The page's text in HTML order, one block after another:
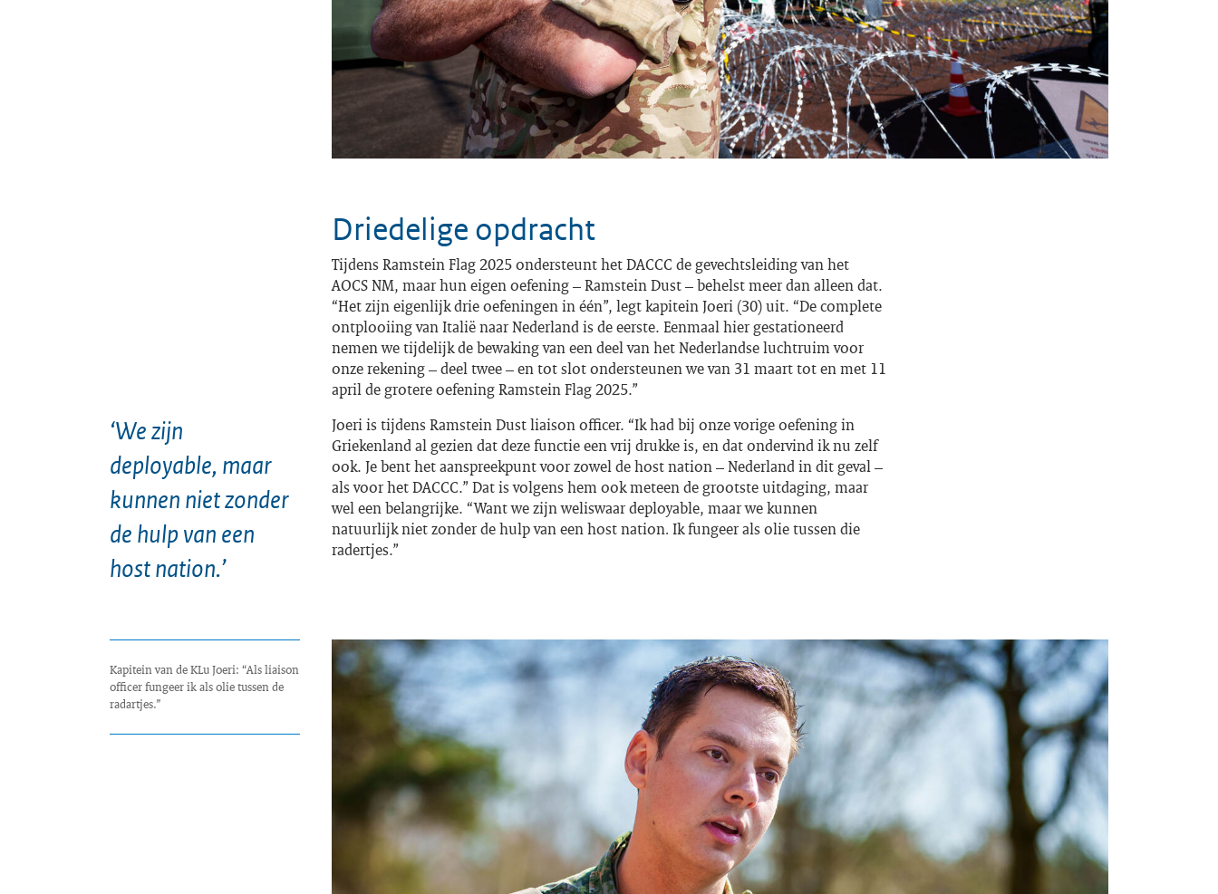
Driedelige opdracht
Tijdens Ramstein Flag 2025 ondersteunt het DACCC de gevechtsleiding van het
AOCS NM, maar hun eigen oefening – Ramstein Dust – behelst meer dan alleen dat.
“Het zijn eigenlijk drie oefeningen in één”, legt kapitein Joeri (30) uit. “De complete
ontplooiing van Italië naar Nederland is de eerste. Eenmaal hier gestationeerd
nemen we tijdelijk de bewaking van een deel van het Nederlandse luchtruim voor
onze rekening – deel twee – en tot slot ondersteunen we van 31 maart tot en met 11
april de grotere oefening RamsteinFlag2025.”
‘We zijn
deployable, maar
kunnen niet zonder
de hulp van een
host nation.’
Joeri is tijdens Ramstein Dust liaison officer. “Ik had bij onze vorige oefening in
Griekenland al gezien dat deze functie een vrij drukke is, en dat ondervind ik nu zelf
ook. Je bent het aanspreekpunt voor zowel dehost nation– Nederland in dit geval –
als voor het DACCC.” Dat is volgens hem ook meteen de grootste uitdaging, maar
wel een belangrijke. “Want we zijn weliswaardeployable, maar we kunnen
natuurlijk niet zonder de hulp van eenhost nation. Ik fungeer als olie tussen die
radertjes.”
Kapitein van de KLu Joeri: “Als liaison
officer fungeer ik als olie tussen de
radartjes.”